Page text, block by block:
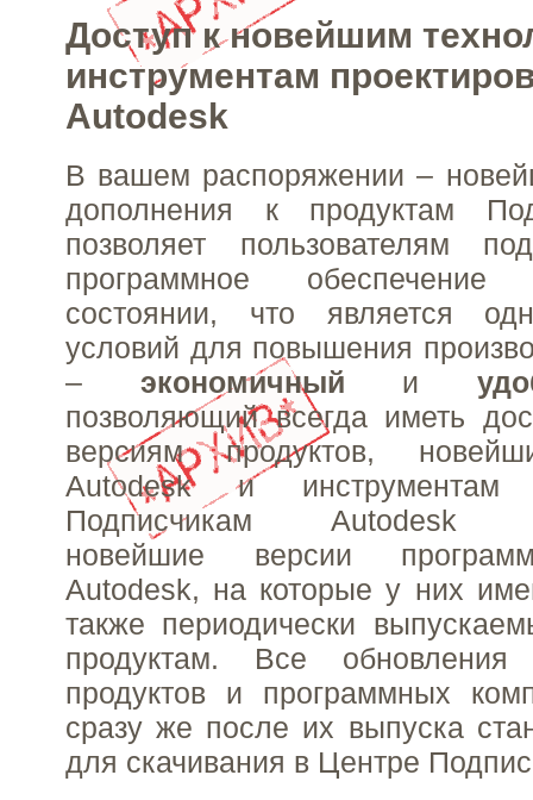
Доступ к новейшим
инструментам
Autodesk
В вашем распоряжении –
дополнения к продуктам
позволяет пользователям
программное
состоянии, что является
условий для повышения
– экономичный и
позволяющий всегда иметь
версиям продуктов,
Autodesk и инструментам
Подписчикам Autodesk
новейшие версии
Autodesk, на которые у них
также периодически
продуктам. Все
продуктов и программных
сразу же после их выпуска
для скачивания в Центре